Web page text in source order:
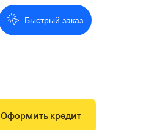
Быстрый заказ
Оформить кредит